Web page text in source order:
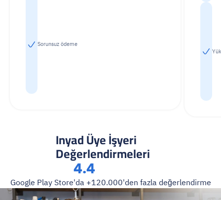
Sorunsuz ödeme
Inyad Üye İşyeri
Değerlendirmeleri
4.4
Google Play Store'da +120.000'den fazla değerlendirme